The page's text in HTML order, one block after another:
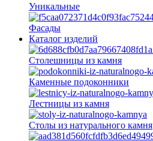
Уникальные
Фасады
Каталог изделий
Столешницы из камня
Каменные подоконники
Лестницы из камня
Столы из натурального камня